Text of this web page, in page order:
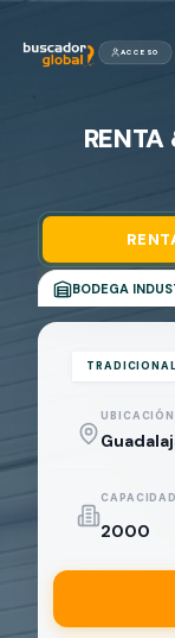
ACCESO
BODEGA
TRADICIONAL
UBICACIÓN
CAPACIDAD